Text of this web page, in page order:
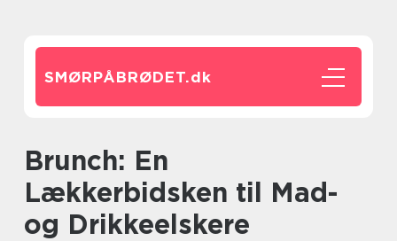
SMØRPÅBRØDET.dk
Brunch: En
Lækkerbidsken til Mad-
og Drikkeelskere